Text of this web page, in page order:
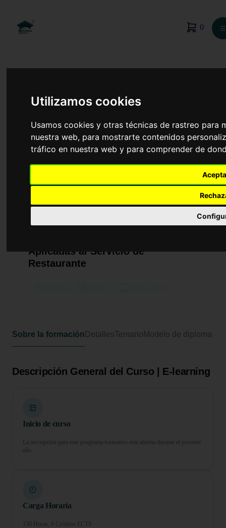
Utilizamos cookies
Usamos cookies y otras técnicas de rastreo para
nuestra web, para mostrarte contenidos
tráfico en nuestra web y para comprender de
0 ☰
Curso de Desarrollo Profesional en
Aplicadas al Servicio de
Restaurante
Sobre la formación DetallesTemario Modelo de diploma
Descripción General del Curso | E-learning
Inicio de curso
La inscripción para este programa formativo está abierta durante el presente
año.
Carga Horaria
150 Horas, 6 Créditos ECTS